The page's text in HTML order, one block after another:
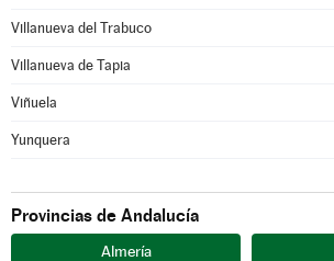
Villanueva del Trabuco
Villanueva de Tapia
Viñuela
Yunquera
Provincias de Andalucía
Almería